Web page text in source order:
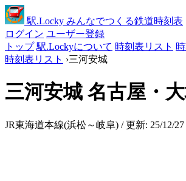
駅.Locky みんなでつくる鉄道時刻表
ログイン ユーザー登録
トップ 駅.Lockyについて 時刻表リスト
時刻表リスト ›三河安城
三河安城 名古屋・
JR東海道本線(浜松～岐阜) / 更新: 25/12/27